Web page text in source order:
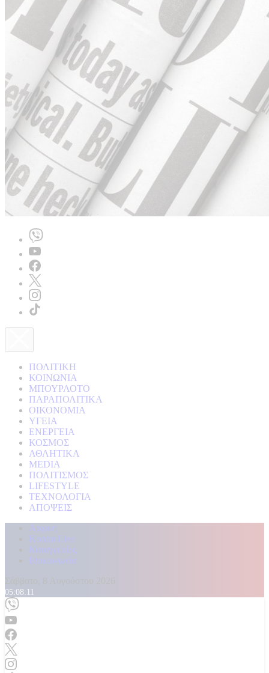
ΠΟΛΙΤΙΚΗ
ΚΟΙΝΩΝΙΑ
ΜΠΟΥΡΛΟΤΟ
ΠΑΡΑΠΟΛΙΤΙΚΑ
ΟΙΚΟΝΟΜΙΑ
ΥΓΕΙΑ
ΕΝΕΡΓΕΙΑ
ΚΟΣΜΟΣ
ΑΘΛΗΤΙΚΑ
MEDIA
ΠΟΛΙΤΙΣΜΟΣ
LIFESTYLE
ΤΕΧΝΟΛΟΓΙΑ
ΑΠΟΨΕΙΣ
Αρχική
Kontra Live
Καταγγελίες
Επικοινωνία
05:08:13